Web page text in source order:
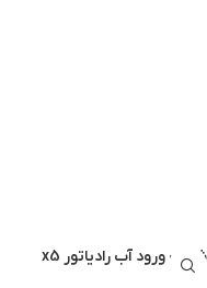
شلنگ ورود آب رادياتور x5